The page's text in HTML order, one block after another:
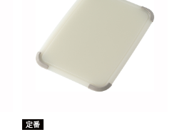
定番